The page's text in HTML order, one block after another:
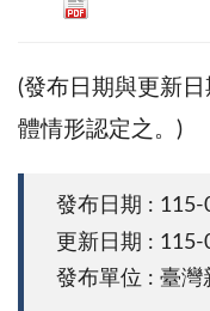
(發布日期與更新
體情形認定之。)
發布日期 : 115-
更新日期 : 115-
發布單位 : 臺灣